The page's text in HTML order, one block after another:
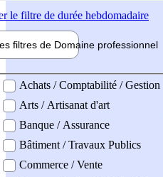
le filtre de durée hebdomadaire
filtres de Domaine professionnel
professionel
Achats / Comptabilité / Gestion
Arts / Artisanat d'art
Banque / Assurance
Bâtiment / Travaux Publics
Commerce / Vente